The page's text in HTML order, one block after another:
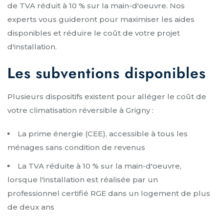
de TVA réduit à 10 % sur la main-d'oeuvre. Nos
experts vous guideront pour maximiser les aides
disponibles et réduire le coût de votre projet
d'installation.
Les subventions disponibles
Plusieurs dispositifs existent pour alléger le coût de
votre climatisation réversible à Grigny :
La prime énergie (CEE), accessible à tous les
ménages sans condition de revenus
La TVA réduite à 10 % sur la main-d'oeuvre,
lorsque l'installation est réalisée par un
professionnel certifié RGE dans un logement de plus
de deux ans